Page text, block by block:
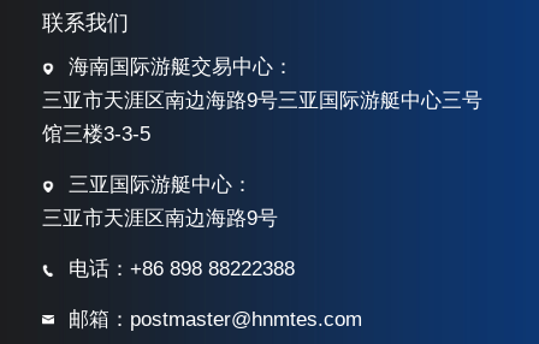
联系我们
海南国际游艇交易中心：
三亚市天涯区南边海路9号三亚国际游艇中心三号
馆三楼3-3-5
三亚国际游艇中心：
三亚市天涯区南边海路9号
电话：+86 898 88222388
邮箱：postmaster@hnmtes.com